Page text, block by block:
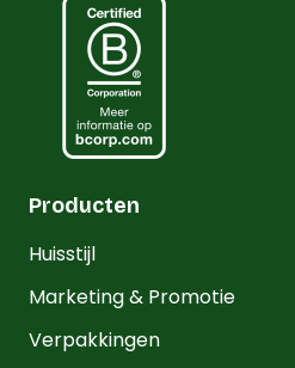
Producten
Huisstijl
Marketing & Promotie
Verpakkingen